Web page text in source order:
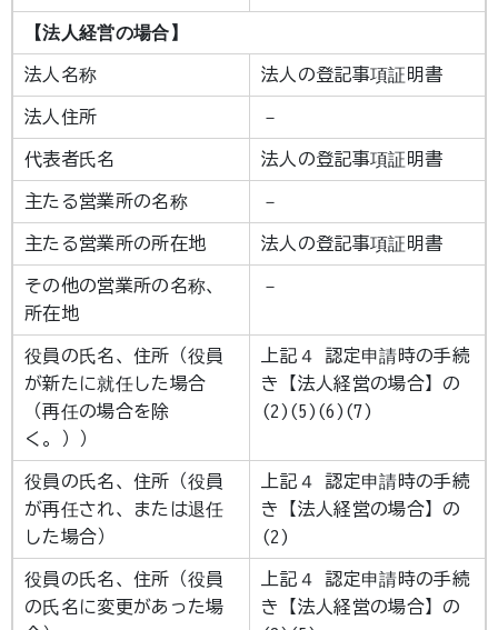
【法人経営の場合】
法人名称 法人の登記事項証明書
法人住所 －
代表者氏名 法人の登記事項証明書
主たる営業所の名称 －
主たる営業所の所在地 法人の登記事項証明書
その他の営業所の名称、
所在地
－
役員の氏名、住所（役員
が新たに就任した場合
（再任の場合を除
く。））
上記４ 認定申請時の手続
き【法人経営の場合】の
(2)(5)(6)(7)
役員の氏名、住所（役員
が再任され、または退任
した場合）
上記４ 認定申請時の手続
き【法人経営の場合】の
(2)
役員の氏名、住所（役員
の氏名に変更があった場
上記４ 認定申請時の手続
き【法人経営の場合】の